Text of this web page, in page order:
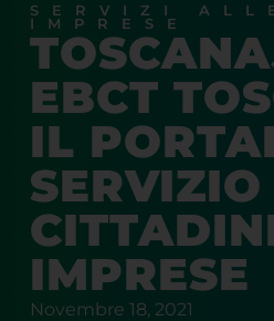
SERVIZI
IMPRESE
EBCT
IL
IMPRESE
Novembre 18, 2021